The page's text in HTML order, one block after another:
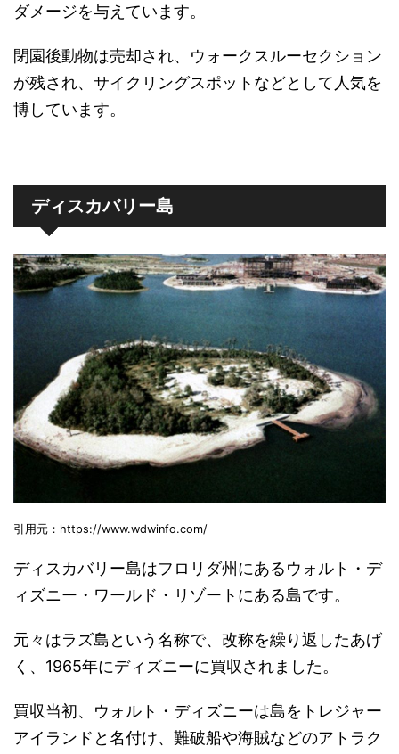
ダメージを与えています。
閉園後動物は売却され、ウォークスルーセクション
が残され、サイクリングスポットなどとして人気を
博しています。
ディスカバリー島
引用元：https://www.wdwinfo.com/
ディスカバリー島はフロリダ州にあるウォルト・デ
ィズニー・ワールド・リゾートにある島です。
元々はラズ島という名称で、改称を繰り返したあげ
く、1965年にディズニーに買収されました。
買収当初、ウォルト・ディズニーは島をトレジャー
アイランドと名付け、難破船や海賊などのアトラク